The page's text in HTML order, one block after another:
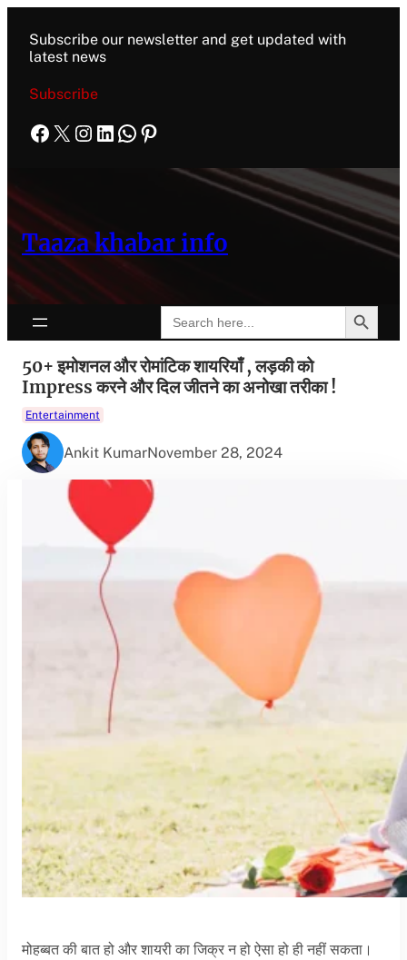
Subscribe our newsletter and get updated with
latest news
Subscribe
Taaza khabar info
Search
for:
Search Button
50+ इमोशनल और रोमांटिक शायरियाँ , लड़की को
Impress करने और दिल जीतने का अनोखा तरीका !
Entertainment
Ankit KumarNovember 28, 2024
मोहब्बत की बात हो और शायरी का जिक्र न हो ऐसा हो ही नहीं सकता।